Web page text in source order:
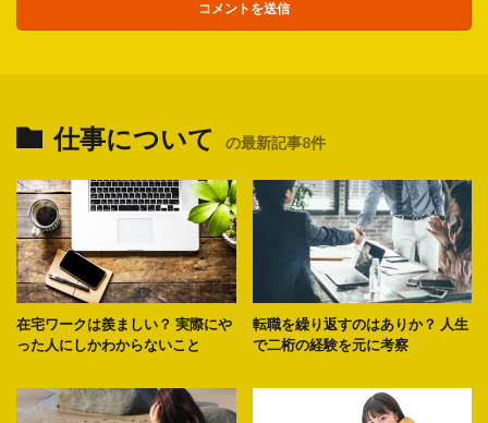
仕事について の最新記事8件
在宅ワークは羨ましい？ 実際にや
った人にしかわからないこと
転職を繰り返すのはありか？ 人生
で二桁の経験を元に考察